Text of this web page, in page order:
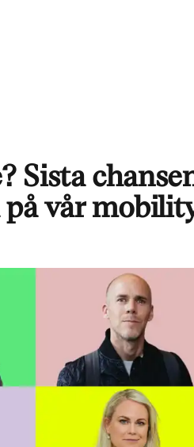
Sista
vår